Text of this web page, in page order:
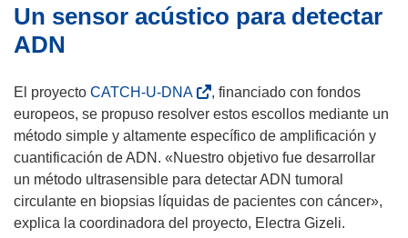
n
a
)
n
u
e
v
a
v
e
e
a
n
u
e
v
a
v
Un sensor acústico para detectar
ADN
El proyecto CATCH-U-DNA
s
e
a
b
r
i
, financiado con fondos
europeos, se propuso resolver estos escollos mediante un
método simple y altamente específico de amplificación y
cuantificación de ADN. «Nuestro objetivo fue desarrollar
un método ultrasensible para detectar ADN tumoral
circulante en biopsias líquidas de pacientes con cáncer»,
explica la coordinadora del proyecto, Electra Gizeli.